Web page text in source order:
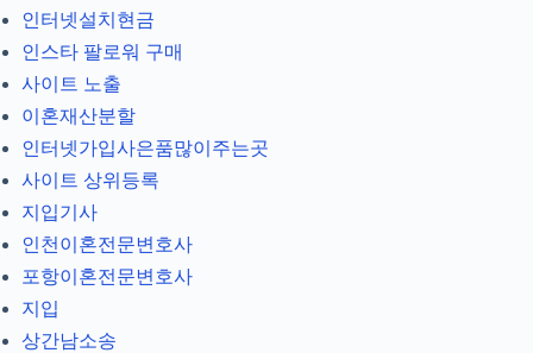
인터넷설치현금
인스타 팔로워 구매
사이트 노출
이혼재산분할
인터넷가입사은품많이주는곳
사이트 상위등록
지입기사
인천이혼전문변호사
포항이혼전문변호사
지입
상간남소송